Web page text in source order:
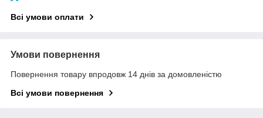
Всі умови оплати
Умови повернення
Повернення товару впродовж 14 днів за домовленістю
Всі умови повернення